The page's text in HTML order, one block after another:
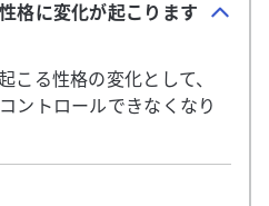
格に変化が起こります
こる性格の変化として、
ントロールできなくなり